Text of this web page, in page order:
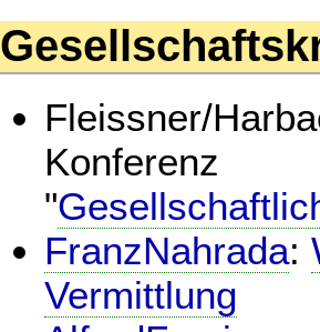
Fleissner/
Konferenz
"
FranzNahrada:
Vermittlung